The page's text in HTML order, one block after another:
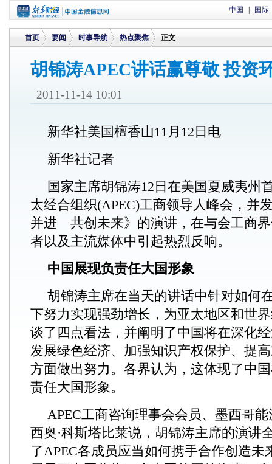
中国 国际
首页
>
要闻
>
时事导航
>
热点聚焦 正文
胡锦涛APEC讲话赢尊敬 投资
2011-11-14 10:01
新华社美国檀香山11月12日电
新华社记者
国家主席胡锦涛12日在美国夏威夷州
太经合组织(APEC)工商领导人峰会，并
并进 共创未来》的演讲，在与会工商
者以及主流媒体中引起热烈反响。
中国展现负责任大国形象
胡锦涛主席在当天的讲话中针对如何
下努力实现强劲增长，为亚太地区和世
谈了四点看法，并阐明了中国将在深化
发展绿色经济、加强知识产权保护、提
方面做出努力。各界认为，这体现了中
责任大国形象。
APEC工商咨询理事会会员、墨西哥
西奥·科斯塔比莱说，胡锦涛主席的演讲
了APEC各成员应当如何携手合作创造未